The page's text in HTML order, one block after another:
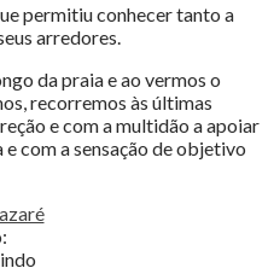
permitiu conhecer tanto a
arredores.
da praia e ao vermos o
recorremos às últimas
e com a multidão a apoiar
com a sensação de objetivo